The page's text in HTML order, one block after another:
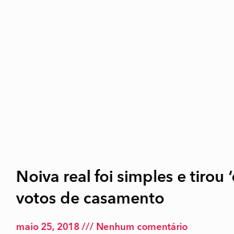
Noiva real foi simples e tirou
votos de casamento
maio 25, 2018 Nenhum comentário